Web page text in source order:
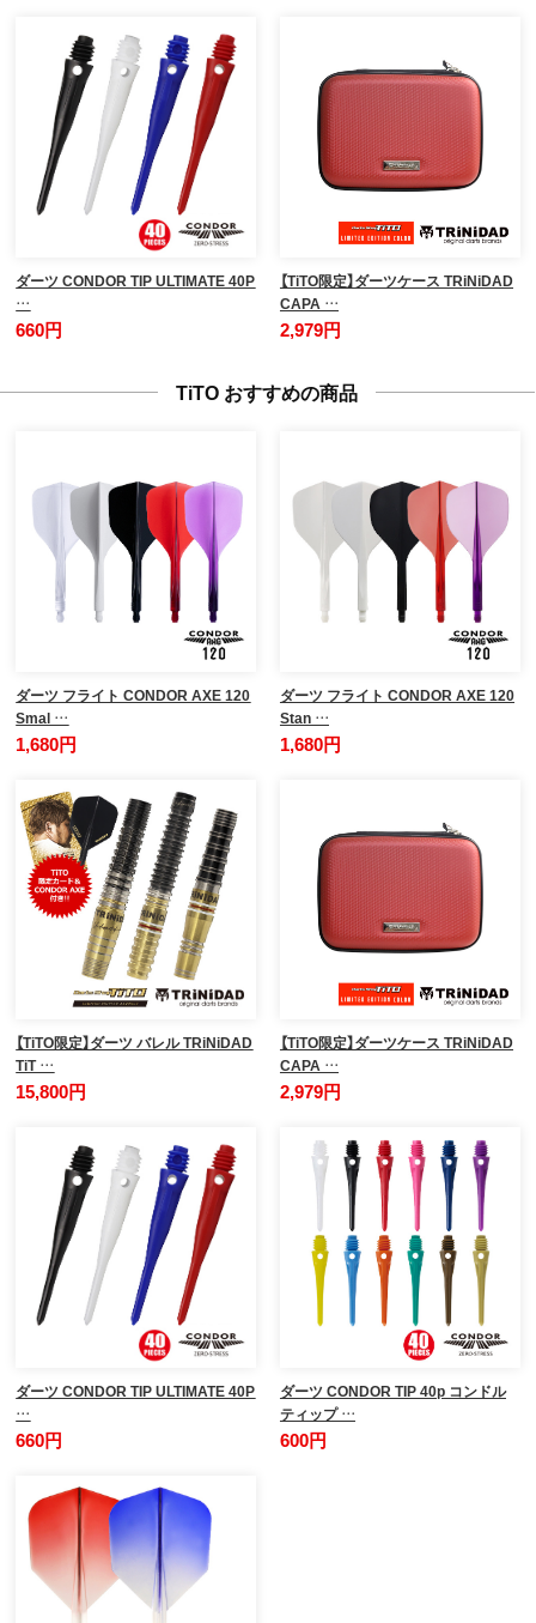
ダーツ CONDOR TIP ULTIMATE 40P
…
660円
【TiTO限定】ダーツケース TRiNiDAD
CAPA …
2,979円
TiTO おすすめの商品
ダーツ フライト CONDOR AXE 120
Smal …
1,680円
ダーツ フライト CONDOR AXE 120
Stan …
1,680円
【TiTO限定】ダーツ バレル TRiNiDAD
TiT …
15,800円
【TiTO限定】ダーツケース TRiNiDAD
CAPA …
2,979円
ダーツ CONDOR TIP ULTIMATE 40P
…
660円
ダーツ CONDOR TIP 40p コンドル
ティップ …
600円